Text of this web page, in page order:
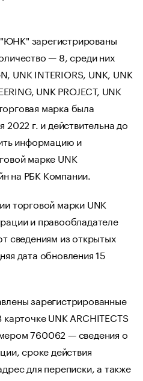
зарегистрированы
— 8, среди них
UNK INTERIORS, UNK, UNK
UNK PROJECT, UNK
марка была
г. и действительна до
информацию и
марке UNK
на РБК Компании.
торговой марки UNK
и правообладателе
сведениям из открытых
дата обновления 15
зарегистрированные
UNK ARCHITECTS
760062 — сведения о
сроке действия
для переписки, а также